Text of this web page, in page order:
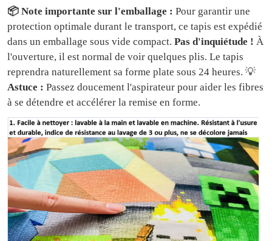
📦 Note importante sur l'emballage : Pour garantir une
protection optimale durant le transport, ce tapis est expédié
dans un emballage sous vide compact. Pas d'inquiétude ! À
l'ouverture, il est normal de voir quelques plis. Le tapis
reprendra naturellement sa forme plate sous 24 heures. 💡
Astuce : Passez doucement l'aspirateur pour aider les fibres
à se détendre et accélérer la remise en forme.